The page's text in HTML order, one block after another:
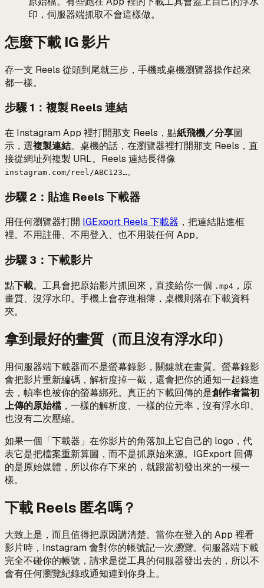
印，伺服器端抓取不會這樣做。
怎麼下載 IG 影片
存一支 Reels 從頭到尾就三步，手機或桌機瀏覽器操作起來
都一樣。
步驟 1：複製 Reels 連結
在 Instagram App 裡打開那支 Reels，點紙飛機／分享圖
示，選複製連結。桌機的話，在瀏覽器裡打開那支 Reels，直
接從網址列複製 URL。Reels 連結長得像
instagram.com/reel/ABC123…。
步驟 2：貼進 Reels 下載器
用任何瀏覽器打開 IGExport Reels 下載器 ，把連結貼進框
裡。不用註冊、不用登入、也不用裝任何 App。
步驟 3：下載影片
點下載。工具會把原始影片抓回來，直接給你一個 .mp4 ，原
畫質、沒浮水印。手機上會存進相簿，桌機則落在下載資料
夾。
拿到最好的畫質（而且沒有浮水印）
用伺服器端下載器而不是螢幕錄影，關鍵就在畫質。螢幕錄影
會把影片重新編碼，解析度掉一截，還會把你的通知一起錄進
去，幀率也被你的螢幕綁死。真正的下載回傳的是創作者當初
上傳的原始檔 ，一樣的解析度、一樣的位元率，沒有浮水印、
也沒有二次壓縮。
如果一個「下載器」在你影片的角落加上它自己的 logo，代
表它是把檔案重新算圖，而不是抓原始來源。IGExport 回傳
的是原始媒體，所以你存下來的，就跟當初發出來的一模一
樣。
下載 Reels 匿名嗎？
大致上是，而且值得把原因講清楚。當你在登入的 App 裡看
影片時，Instagram 會對你的帳號記一次瀏覽。伺服器端下載
完全不碰你的帳號，請求是從工具的伺服器發出去的，所以不
會有任何瀏覽紀錄或通知連到你身上。